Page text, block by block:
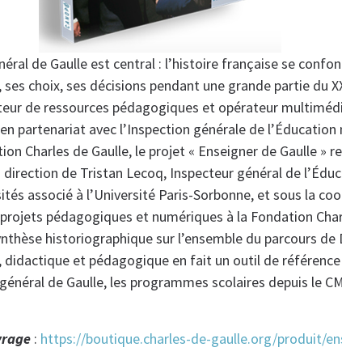
de Gaulle est central : l’histoire française se
choix, ses décisions pendant une grande partie du
de ressources pédagogiques et opérateur
partenariat avec l’Inspection générale de
Charles de Gaulle, le projet « Enseigner de Gaulle »
de Tristan Lecoq, Inspecteur général de
associé à l’Université Paris-Sorbonne, et sous la
pédagogiques et numériques à la Fondation
historiographique sur l’ensemble du parcours de
didactique et pédagogique en fait un outil de
de Gaulle, les programmes scolaires depuis le
: https://boutique.charles-de-gaulle.org/produit/